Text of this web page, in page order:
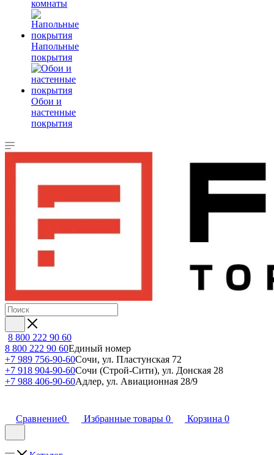
комнаты
Напольные
покрытия
Обои и
настенные
покрытия
8 800 222 90 60
8 800 222 90 60Единый номер
+7 989 756-90-60Сочи, ул. Пластунская 72
+7 918 904-90-60Сочи (Строй-Сити), ул. Донская 28
+7 988 406-90-60Адлер, ул. Авиационная 28/9
Сравнение0 Избранные товары 0 Корзина 0